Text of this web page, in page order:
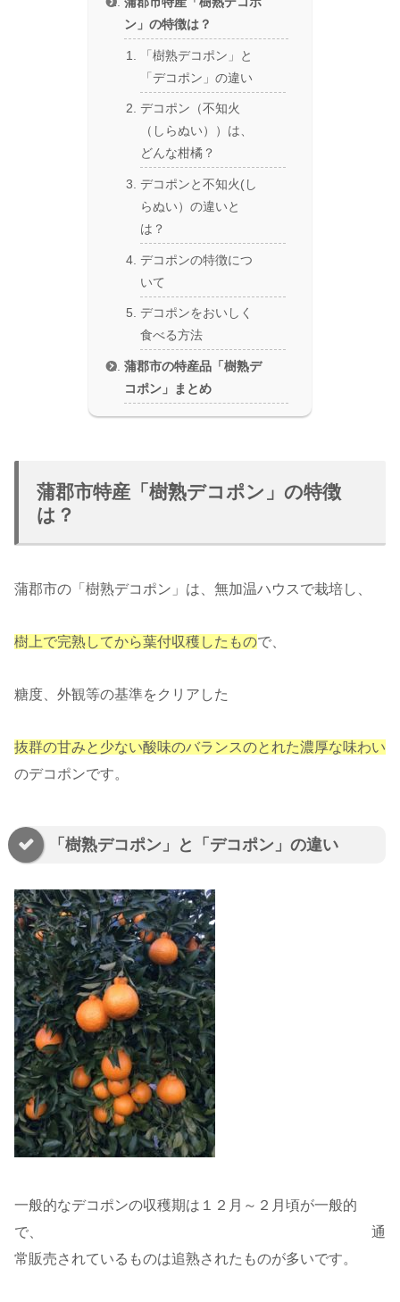
ン」の特徴は？
「樹熟デコポン」と
「デコポン」の違い
デコポン（不知火
（しらぬい））は、
どんな柑橘？
デコポンと不知火(し
らぬい）の違いと
は？
デコポンの特徴につ
いて
デコポンをおいしく
食べる方法
蒲郡市の特産品「樹熟デ
コポン」まとめ
蒲郡市特産「樹熟デコポン」の特徴
は？
蒲郡市の「樹熟デコポン」は、無加温ハウスで栽培し、
樹上で完熟してから葉付収穫したもので、
糖度、外観等の基準をクリアした
抜群の甘みと少ない酸味のバランスのとれた濃厚な味わい
のデコポンです。
「樹熟デコポン」と「デコポン」の違い
一般的なデコポンの収穫期は１２月～２月頃が一般的
で、 通
常販売されているものは追熟されたものが多いです。